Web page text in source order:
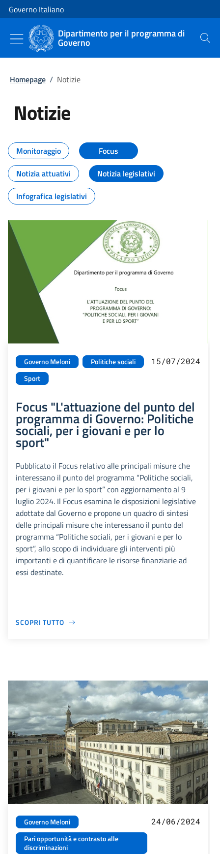
Vai al contenuto
Vai alla navigazione del sito
Governo Italiano
Dipartimento per il programma di
Governo Cerca
Homepage / Notizie
Notizie
Tutti i contenuti della pagina
Monitoraggio
Focus
Notizia attuativi
Notizia legislativi
Infografica legislativi
Governo Meloni
Politiche sociali
Sport
15/07/2024
Focus "L'attuazione del punto del
programma di Governo: Politiche
sociali, per i giovani e per lo
sport"
Pubblicato il Focus relativo alle principali misure che
interessano il punto del programma “Politiche sociali,
per i giovani e per lo sport” con aggiornamento al 9
luglio 2024. Il Focus esamina le disposizioni legislative
adottate dal Governo e propone un quadro di sintesi
delle principali misure che interessano il punto del
programma “Politiche sociali, per i giovani e per lo
sport”, allo scopo di individuare gli interventi più
importanti e di quantificare le risorse finanziarie ad
essi destinate.
SCOPRI TUTTO
Governo Meloni
Pari opportunità e contrasto alle
discriminazioni
24/06/2024